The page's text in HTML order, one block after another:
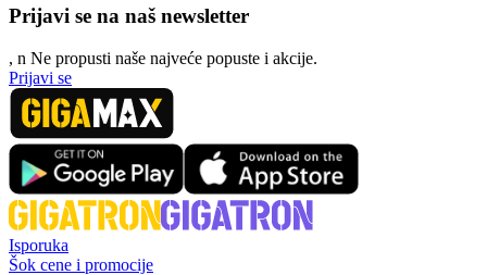
Prijavi se na naš newsletter
, n Ne propusti naše najveće popuste i akcije.
Prijavi se
Isporuka
Šok cene i promocije